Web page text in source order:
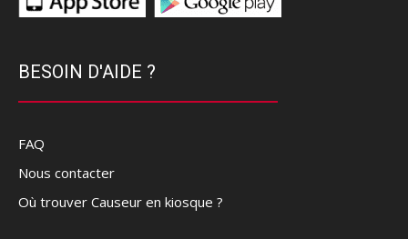
BESOIN D'AIDE ?
FAQ
Nous contacter
Où trouver Causeur en kiosque ?